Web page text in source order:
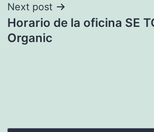
Next post
Horario de la oficina SE
Organic